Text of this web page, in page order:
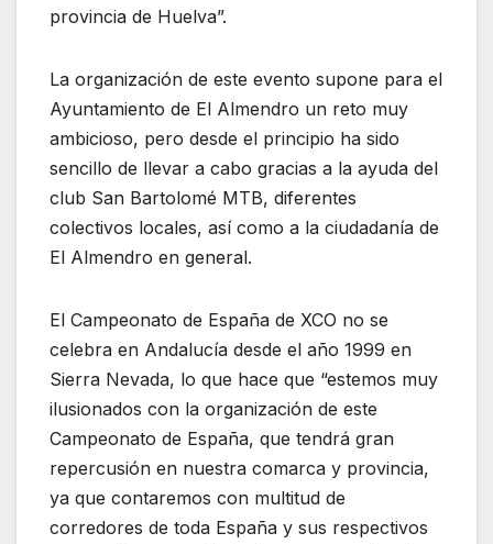
provincia de Huelva”.
La organización de este evento supone para el
Ayuntamiento de El Almendro un reto muy
ambicioso, pero desde el principio ha sido
sencillo de llevar a cabo gracias a la ayuda del
club San Bartolomé MTB, diferentes
colectivos locales, así como a la ciudadanía de
El Almendro en general.
El Campeonato de España de XCO no se
celebra en Andalucía desde el año 1999 en
Sierra Nevada, lo que hace que “estemos muy
ilusionados con la organización de este
Campeonato de España, que tendrá gran
repercusión en nuestra comarca y provincia,
ya que contaremos con multitud de
corredores de toda España y sus respectivos